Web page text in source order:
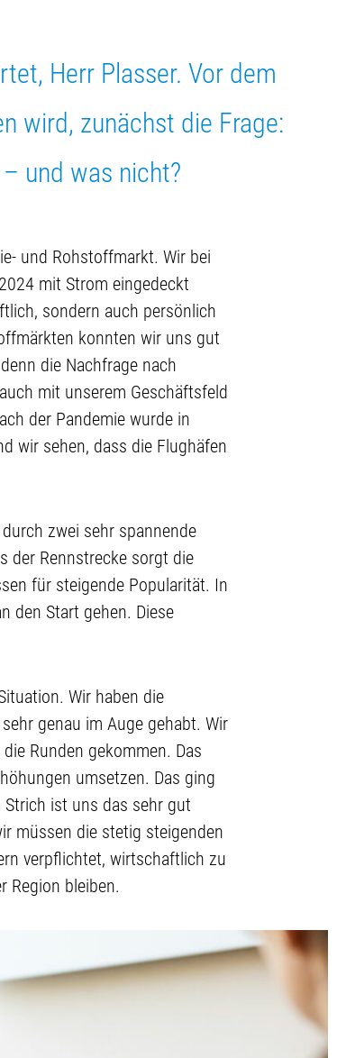
Herr Plasser. Vor dem
wird, zunächst die Frage:
und was nicht?
und Rohstoffmarkt. Wir bei
mit Strom eingedeckt
sondern auch persönlich
konnten wir uns gut
die Nachfrage nach
mit unserem Geschäftsfeld
der Pandemie wurde in
wir sehen, dass die Flughäfen
zwei sehr spannende
der Rennstrecke sorgt die
für steigende Popularität. In
den Start gehen. Diese
Wir haben die
genau im Auge gehabt. Wir
Runden gekommen. Das
umsetzen. Das ging
ist uns das sehr gut
müssen die stetig steigenden
verpflichtet, wirtschaftlich zu
Region bleiben.